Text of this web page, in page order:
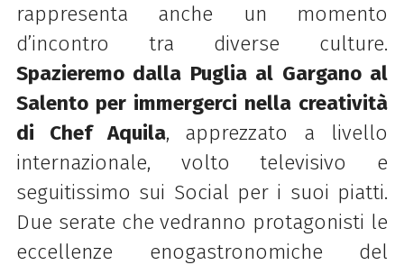
rappresenta anche un momento
d’incontro tra diverse culture.
Spazieremo dalla Puglia al Gargano al
Salento per immergerci nella creatività
di Chef Aquila, apprezzato a livello
internazionale, volto televisivo e
seguitissimo sui Social per i suoi piatti.
Due serate che vedranno protagonisti le
eccellenze enogastronomiche del